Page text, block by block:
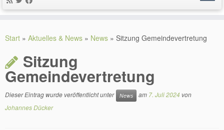
Inhalt
Start » Aktuelles & News » News » Sitzung Gemeindevertretung
Sitzung
Gemeindevertretung
Dieser Eintrag wurde veröffentlicht unter News am 7. Juli 2024 von
Johannes Dücker